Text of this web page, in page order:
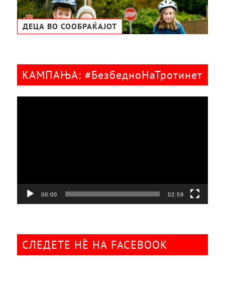
ДЕЦА ВО СООБРАЌАЈОТ
КАМПАЊА: #БезбедноНаТротинет
00:00 02:59
СЛЕДЕТЕ НÈ НА FACEBOOK